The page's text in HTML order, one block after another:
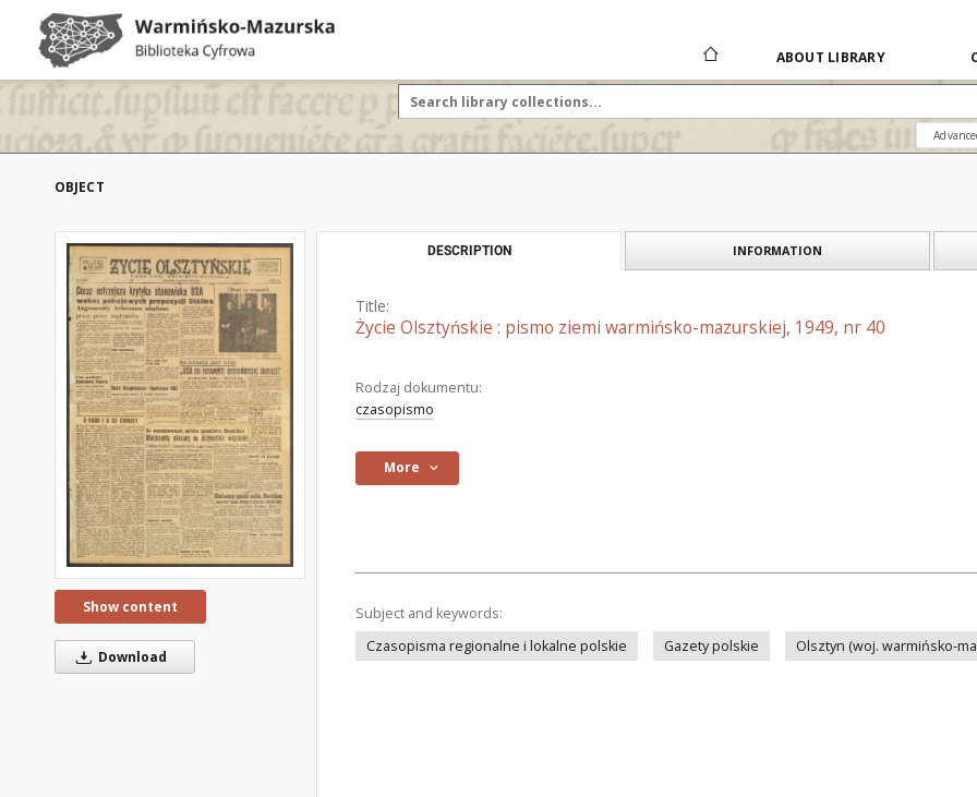
ABOUT LIBRARY
OBJECT
Show content
Download
DESCRIPTION INFORMATION
Title:
Życie Olsztyńskie : pismo ziemi warmińsko-mazurskiej, 1949, nr 40
Rodzaj dokumentu:
czasopismo
More
Subject and keywords:
Czasopisma regionalne i lokalne polskie
Gazety polskie Olsztyn (woj. warmińsko-